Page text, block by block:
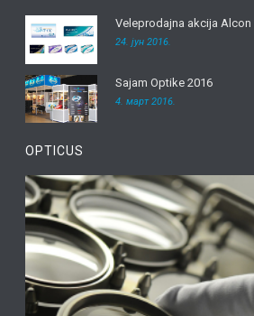
Veleprodajna akcija
24. јун 2016.
Sajam Optike 2016
4. март 2016.
OPTICUS